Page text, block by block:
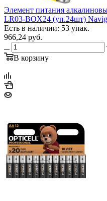
Элемент питания
LR03-BOX24 (уп.24шт)
Есть в наличии: 53 упак.
966,24 руб.
В корзину